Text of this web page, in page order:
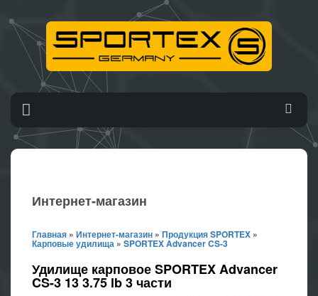
Интернет-магазин
Главная » Интернет-магазин » Продукция SPORTEX »
Карповые удилища » SPORTEX Advancer CS-3
Удилище карповое SPORTEX Advancer
CS-3 13 3.75 lb 3 части